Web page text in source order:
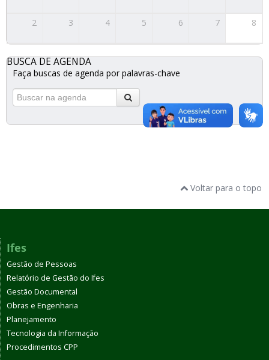
2 3 4 5 6 7 8
BUSCA DE AGENDA
Faça buscas de agenda por palavras-chave
Voltar para o topo
Ifes
Gestão de Pessoas
Relatório de Gestão do Ifes
Gestão Documental
Obras e Engenharia
Planejamento
Tecnologia da Informação
Procedimentos CPP